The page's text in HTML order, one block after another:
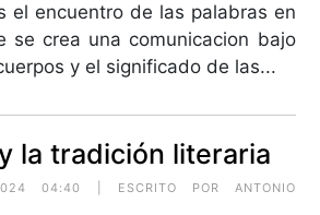
el encuentro de las palabras en
se crea una comunicacion bajo
y el significado de las...
la tradición literaria
04:40 | ESCRITO POR ANTONIO